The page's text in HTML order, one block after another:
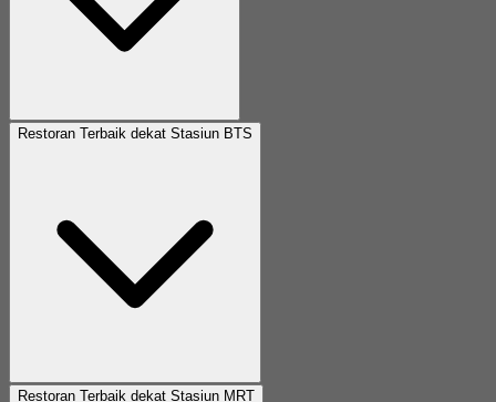
Restoran Terbaik dekat Stasiun BTS
Restoran Terbaik dekat Stasiun MRT